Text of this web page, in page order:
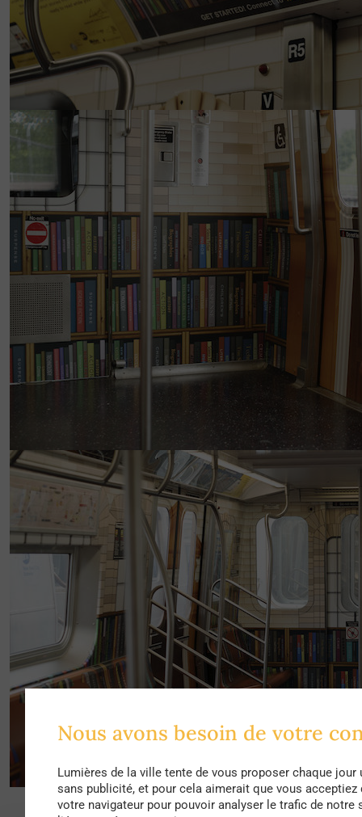
Nous avons besoin de votre
Lumières de la ville tente de vous proposer chaque
sans publicité, et pour cela aimerait que vous
votre navigateur pour pouvoir analyser le trafic de